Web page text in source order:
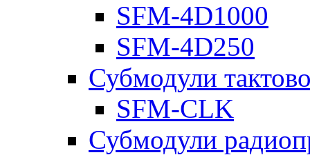
SFM-4D1000
SFM-4D250
Субмодули
SFM-CLK
Субмодули